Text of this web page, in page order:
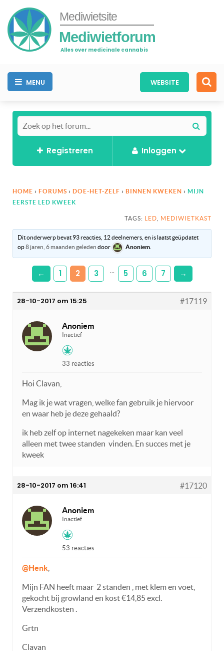
Mediwietsite
Mediwietforum
Alles over medicinale cannabis
MENU WEBSITE
Registreren Inloggen
HOME › FORUMS › DOE-HET-ZELF › BINNEN KWEKEN › MIJN
EERSTE LED KWEEK
TAGS: LED MEDIWIETKAST
Dit onderwerp bevat 93 reacties, 12 deelnemers, en is laatst geüpdatet
op8 jaren, 6 maanden geleden door Anoniem
← 1 2 3 5 6 7 →
28-10-2017 om 15:25 #17119
Anoniem
Inactief
33 reacties
Hoi Clavan,
Mag ik je wat vragen, welke fan gebruik je hiervoor
en waar heb je deze gehaald?
ik heb zelf op internet nagekeken maar kan veel
alleen met twee standen vinden. En succes met je
kweek
28-10-2017 om 16:41 #17120
Anoniem
Inactief
53 reacties
@Henk
Mijn FAN heeft maar 2 standen , met klem en voet,
gekocht bij growland en kost €14,85 excl.
Verzendkosten .
Grtn
Clavan